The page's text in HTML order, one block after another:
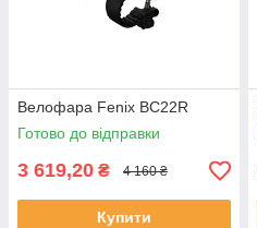
Велофара Fenix BC22R
Готово до відправки
3 619,20 ₴ 4 160 ₴
Купити